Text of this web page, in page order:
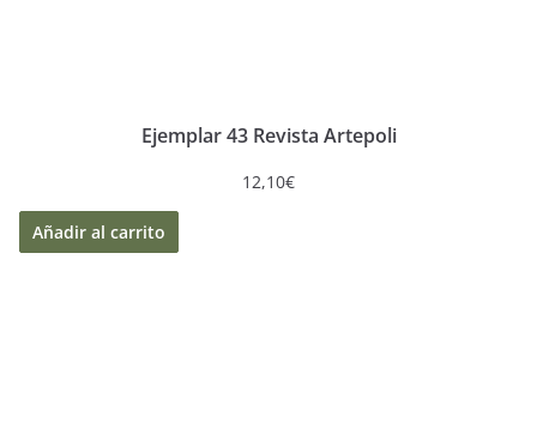
Ejemplar 43 Revista Artepoli
12,10€
Añadir al carrito